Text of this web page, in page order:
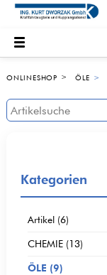
ONLINESHOP ÖLE
Kategorien
Artikel (6)
CHEMIE (13)
ÖLE (9)